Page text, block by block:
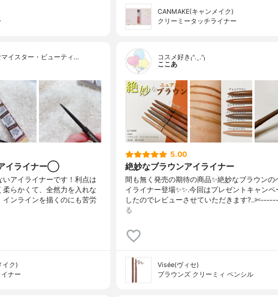
CANMAKE(キャンメイク)
クリーミータッチライナー
イスター・ビューティ…
イライナー◯
アイライナーです！利点は
らかくて、全然力を入れな
インラインを描くのにも苦労
イク)
ナー
コスメ好き₍ᐢ.ˬ.ᐢ₎
ここあ
5.00
絶妙なブラウンアイライナー
間も無く発売の期待の商品✨絶妙なブラウンの
イライナー登場✨✨.今回はプレゼントキャンペ
したのでレビューさせていただきます
る
Visée(ヴィセ)
ブラウンズ クリーミィ ペンシル